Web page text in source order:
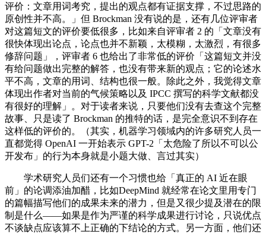
评价：文章用词考究，提出的观点都有证据支撑，不过思路的
原创性并不高。」但 Brockman 没有说的是，还有几位评审者
对这篇短文的评价要低很多，比如来自评审者 2 的「文章没有
很快体现出论点，论点也并不新颖，太模糊，太激烈，有很多
修辞问题」，评审者 6 也给出了非常低的评价「这篇短文并没
有给问题做出完整的解答，也没有带来新的观点；它的论述水
平不高，文章的用词、结构也很一般。除此之外，我觉得文章
体现出作者对当前的气候策略以及 IPCC 撰写的科学文献都没
有很好的理解」。对于读者来说，只要他们没有去查这个完整
故事、只是读了 Brockman 的推特的话，是完全意识不到存在
这样低的评价的。（其实，机器学习领域内的许多研究人员一
直都觉得 OpenAI 一开始表示 GPT-2「太危险了所以不可以公
开发布」的行为本身就是小题大做、言过其实）
学术研究人员们还有一个习惯也给「真正的 AI 近在眼
前」的论调添油加醋，比如DeepMind 就经常在论文里用专门
的篇幅描写他们的成果未来的潜力，但是又很少提及潜在的限
制是什么——如果是作为严谨的科学成果进行讨论，只说优点
不谈缺点应该算不上正确的下结论的方式。另一方面，他们还